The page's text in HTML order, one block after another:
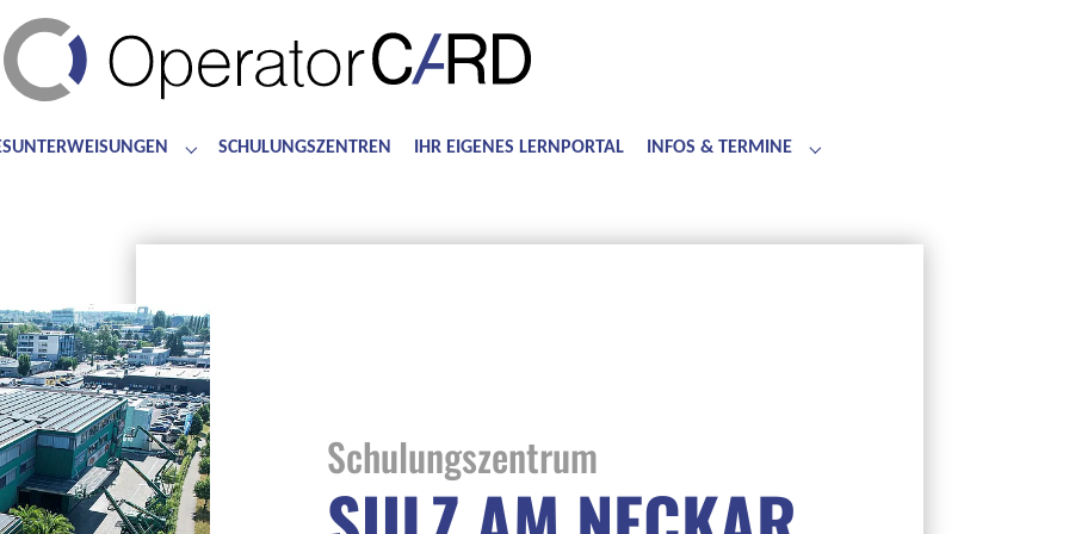
for "Bedienerschulungen"Submenu for "Jahresunterweisungen"
SCHULUNGSZENTREN IHR EIGENES LERNPORTAL INFOS & TERMINE
Submenu for "Infos & Termine"
Schulungszentrum